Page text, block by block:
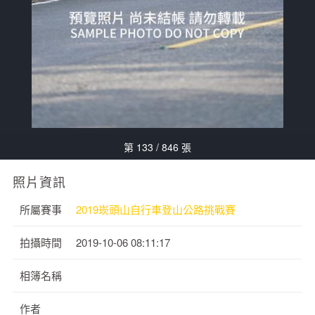
第 133 / 846 張
照片資訊
所屬賽事 2019崁頭山自行車登山公路挑戰賽
拍攝時間 2019-10-06 08:11:17
相簿名稱
作者